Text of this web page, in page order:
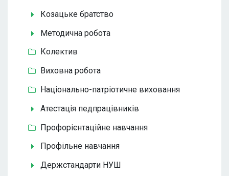
Козацьке братство
Методична робота
Колектив
Виховна робота
Національно-патріотичне виховання
Атестація педпрацівників
Профорієнтаційне навчання
Профільне навчання
Держстандарти НУШ